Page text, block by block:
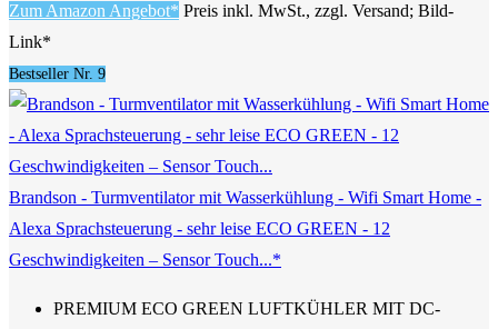
Zum Amazon Angebot* Preis inkl. MwSt., zzgl. Versand; Bild-
Link*
Bestseller Nr. 9
Brandson - Turmventilator mit Wasserkühlung - Wifi Smart Home -
Alexa Sprachsteuerung - sehr leise ECO GREEN - 12
Geschwindigkeiten – Sensor Touch...*
PREMIUM ECO GREEN LUFTKÜHLER MIT DC-